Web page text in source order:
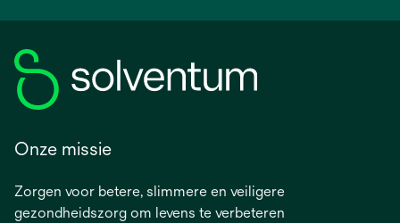
Onze missie
Zorgen voor betere, slimmere en veiligere
gezondheidszorg om levens te verbeteren